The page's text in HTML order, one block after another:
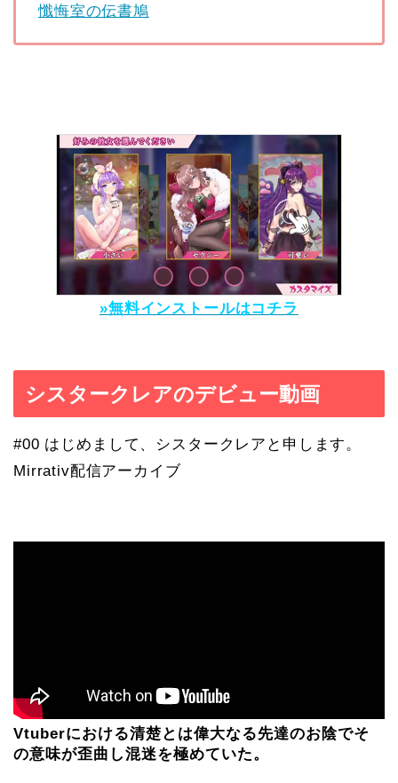
懺悔室の伝書鳩
»無料インストールはコチラ
シスタークレアのデビュー動画
#00 はじめまして、シスタークレアと申します。
Mirrativ配信アーカイブ
Vtuberにおける清楚とは偉大なる先達のお陰でそ
の意味が歪曲し混迷を極めていた。